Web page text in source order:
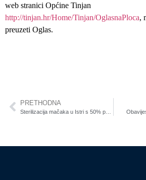
web stranici Općine Tinjan
http://tinjan.hr/Home/Tinjan/OglasnaPloca,
preuzeti Oglas.
PRETHODNA